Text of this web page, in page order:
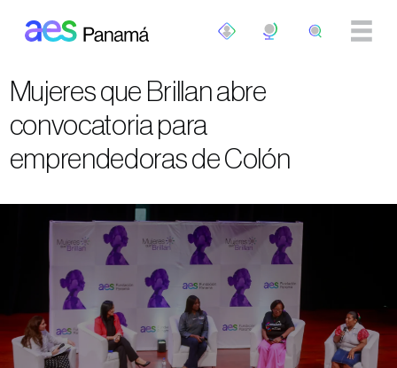
Mujeres que Brillan abre
convocatoria para
emprendedoras de Colón